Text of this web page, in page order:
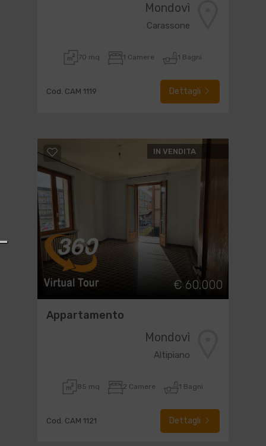
Mondovì
Carassone
70 mq 1 Camere 1 Bagni
Cod. CAM 1119 Dettagli
IN VENDITA
€ 60.000
Appartamento
Mondovì
Altipiano
85 mq 2 Camere 1 Bagni
Cod. CAM 1121 Dettagli